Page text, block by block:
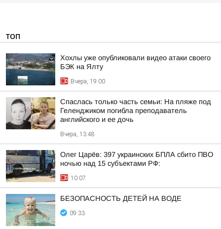
ТОП
Хохлы уже опубликовали видео атаки своего
БЭК на Ялту
Вчера, 19:00
Спаслась только часть семьи: На пляже под
Геленджиком погибла преподаватель
английского и ее дочь
Вчера, 13:48
Олег Царёв: 397 украинских БПЛА сбито ПВО
ночью над 15 субъектами РФ:
10:07
БЕЗОПАСНОСТЬ ДЕТЕЙ НА ВОДЕ
09:33